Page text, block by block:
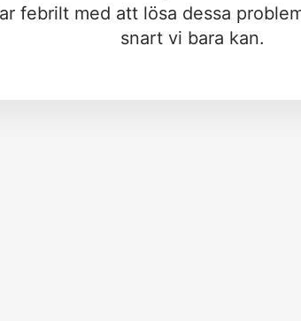
febrilt med att lösa dessa
snart vi bara kan.